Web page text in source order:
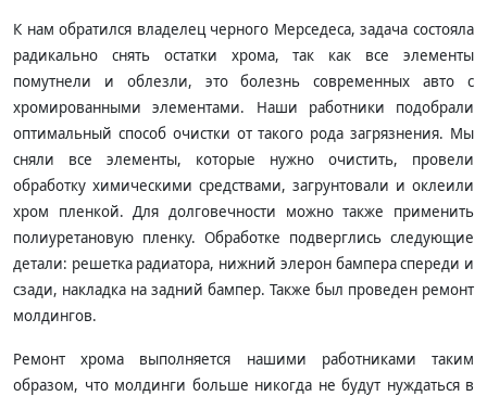
К нам обратился владелец черного Мерседеса, задача состояла
радикально снять остатки хрома, так как все элементы
помутнели и облезли, это болезнь современных авто с
хромированными элементами. Наши работники подобрали
оптимальный способ очистки от такого рода загрязнения. Мы
сняли все элементы, которые нужно очистить, провели
обработку химическими средствами, загрунтовали и оклеили
хром пленкой. Для долговечности можно также применить
полиуретановую пленку. Обработке подверглись следующие
детали: решетка радиатора, нижний элерон бампера спереди и
сзади, накладка на задний бампер. Также был проведен ремонт
молдингов.
Ремонт хрома выполняется нашими работниками таким
образом, что молдинги больше никогда не будут нуждаться в